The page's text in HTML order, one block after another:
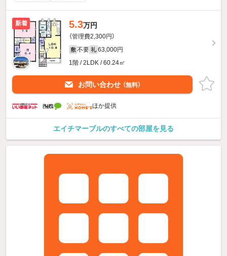
新着 5.3万円
（管理費2,300円）
敷 不要 礼 63,000円
1階 / 2LDK / 60.24㎡
お問い合わせ （無料）
ほか提供
エイチマーブルのすべての部屋を見る